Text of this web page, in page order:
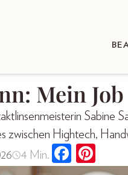
Mein
Sabine
zwischen Hightech,
4 Min.